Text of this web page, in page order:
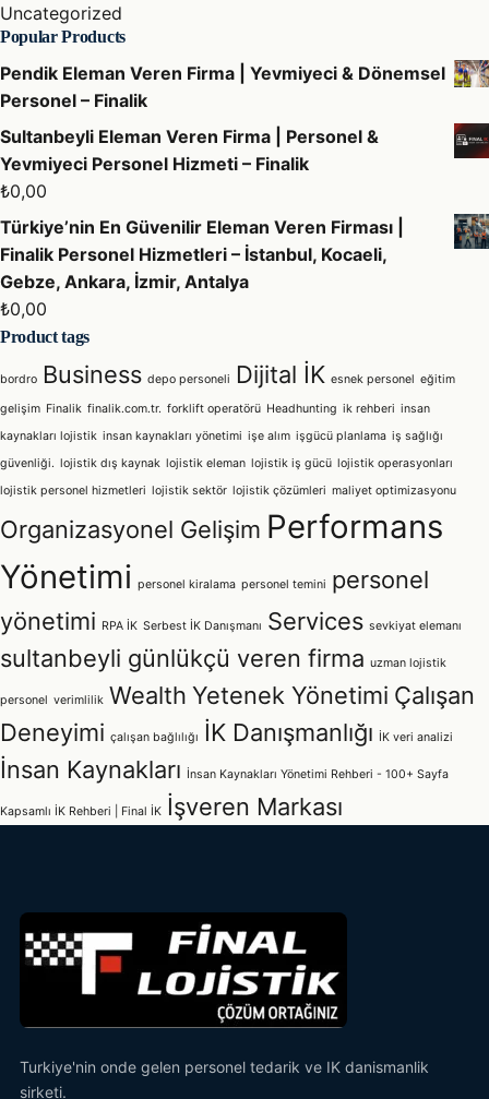
Uncategorized
Popular Products
Pendik Eleman Veren Firma | Yevmiyeci & Dönemsel
Personel – Finalik
Sultanbeyli Eleman Veren Firma | Personel &
Yevmiyeci Personel Hizmeti – Finalik
₺0,00
Türkiye’nin En Güvenilir Eleman Veren Firması |
Finalik Personel Hizmetleri – İstanbul, Kocaeli,
Gebze, Ankara, İzmir, Antalya
₺0,00
Product tags
bordro Business depo personeli Dijital İK esnek personel eğitim
gelişim Finalik finalik.com.tr. forklift operatörü Headhunting ik rehberi insan
kaynakları lojistik insan kaynakları yönetimi işe alım işgücü planlama iş sağlığı
güvenliği. lojistik dış kaynak lojistik eleman lojistik iş gücü lojistik operasyonları
lojistik personel hizmetleri lojistik sektör lojistik çözümleri maliyet optimizasyonu
Organizasyonel Gelişim Performans
Yönetimi personel kiralama personel temini personel
yönetimi RPA İK Serbest İK Danışmanı Services sevkiyat elemanı
sultanbeyli günlükçü veren firma uzman lojistik
personel verimlilik Wealth Yetenek Yönetimi Çalışan
Deneyimi çalışan bağlılığı İK Danışmanlığı İK veri analizi
İnsan Kaynakları İnsan Kaynakları Yönetimi Rehberi - 100+ Sayfa
Kapsamlı İK Rehberi | Final İK İşveren Markası
Turkiye'nin onde gelen personel tedarik ve IK danismanlik
sirketi.